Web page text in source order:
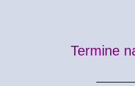
Termine